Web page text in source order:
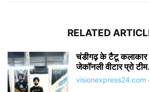
RELATED
चंडीगढ़ के टैटू कलाकार
जेकॉनली वीटार प्रो
visionexpress24.com